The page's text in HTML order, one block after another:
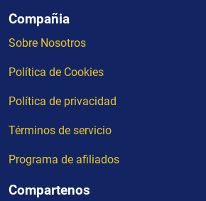
Compañia
Sobre Nosotros
Política de Cookies
Política de privacidad
Términos de servicio
Programa de afiliados
Compartenos